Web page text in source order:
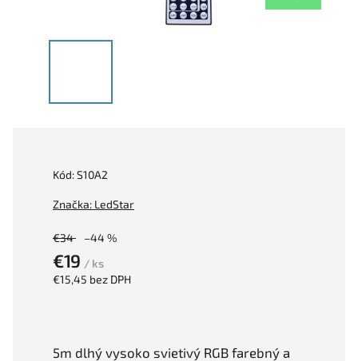
Kód:S10A2
Značka: LedStar
€34 –44 %
€19 / ks
€15,45 bez DPH
5m dlhý vysoko svietivý RGB farebný a